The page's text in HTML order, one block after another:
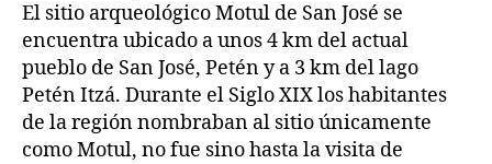
El sitio arqueológico Motul de San José se
encuentra ubicado a unos 4 km del actual
pueblo de San José, Petén y a 3 km del lago
Petén Itzá. Durante el Siglo XIX los habitantes
de la región nombraban al sitio únicamente
como Motul, no fue sino hasta la visita de